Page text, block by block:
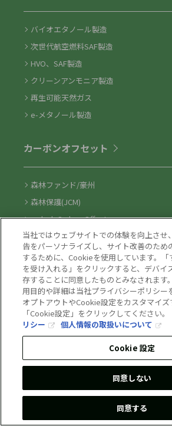
バイオエタノール製造
次世代航空燃料SAF製造
HVO、SAF製造
クリーンアンモニア製造
再生可能天然ガス
e-メタノール製造
カーボンオフセット
森林ファンド/豪州
森林保護(JCM)
e-dash Carbon Offset
大気中のCO2直接回収(DAC)
資源循環
非鉄金属リサイクル
リサイクルPET樹脂
再生ポリプロピレン
バイオマス(ライス)レジン
ラベル台紙リサイクル
当社ではウェブサイトでの体験を向上させ
告をパーソナライズし、サイト改善のため
するために、Cookieを使用しています。「
を受け入れる」をクリックすると、デバイ
存することに同意したものとみなされます
用目的や詳細は当社プライバシーポリシー
オプトアウトやCookie設定をカスタマイズ
「Cookie設定」をクリックしてください。
リシー
個人情報の取扱いについて
Cookie 設定
同意しない
同意する